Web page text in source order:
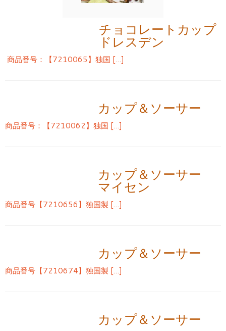
チョコレートカッ
ドレスデン
商品番号：【7210065】独国 […]
カップ＆ソーサー
商品番号：【7210062】独国 […]
カップ＆ソーサー
マイセン
商品番号【7210656】独国製 […]
カップ＆ソーサー
商品番号【7210674】独国製 […]
カップ＆ソーサー